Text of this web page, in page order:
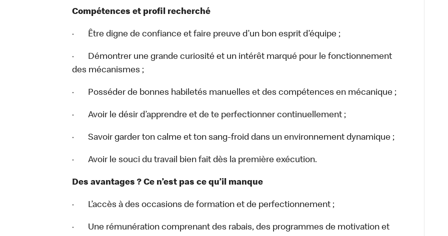
Compétences et profil recherché
· Être digne de confiance et faire preuve d’un bon esprit d’équipe ;
· Démontrer une grande curiosité et un intérêt marqué pour le fonctionnement
des mécanismes ;
· Posséder de bonnes habiletés manuelles et des compétences en mécanique ;
· Avoir le désir d’apprendre et de te perfectionner continuellement ;
· Savoir garder ton calme et ton sang-froid dans un environnement dynamique ;
· Avoir le souci du travail bien fait dès la première exécution.
Des avantages ? Ce n’est pas ce qu’il manque
· L’accès à des occasions de formation et de perfectionnement ;
· Une rémunération comprenant des rabais, des programmes de motivation et